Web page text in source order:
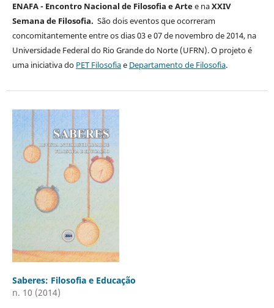
ENAFA - Encontro Nacional de Filosofia e Artee naXXIV
Semana de Filosofia. São dois eventos que ocorreram
concomitantemente entre os dias 03 e 07 de novembro de 2014, na
Universidade Federal do Rio Grande do Norte (UFRN). O projeto é
uma iniciativa do PET Filosofiae Departamento de Filosofia.
Saberes: Filosofia e Educação
n. 10 (2014)